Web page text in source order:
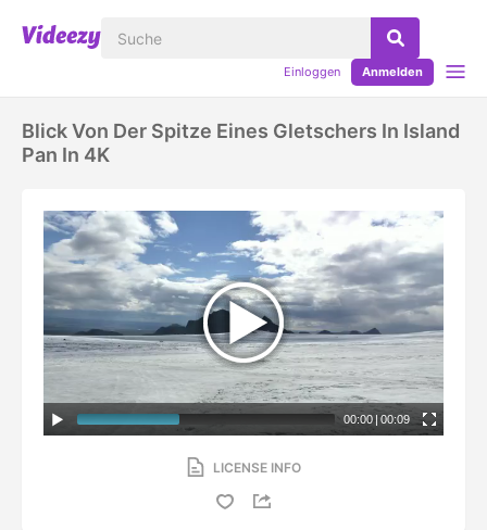
Einloggen Anmelden
Blick Von Der Spitze Eines Gletschers In Island
Pan In 4K
00:00 | 00:09
LICENSE INFO